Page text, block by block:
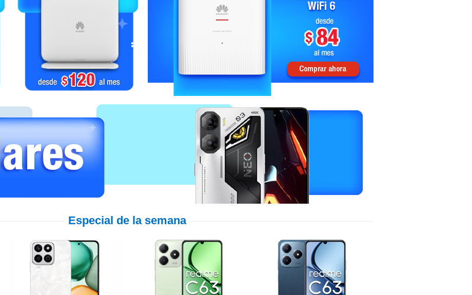
Especial de la semana